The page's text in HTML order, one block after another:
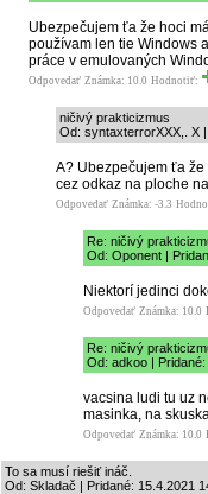
Ubezpečujem ťa že hoci
používam len tie Windows
práce v emulovaných
Odpovedať Známka: 10.0 Hodnotiť:
ničivý prakticizmus
Od: syntaxterrorXXX,. X
A? Ubezpečujem ťa
cez odkaz na ploche na
Odpovedať Známka: -3.3
Re: ničivý
Od: Oponent |
Niektorí jedinci
Odpovedať Známka: 10.0
Re: ničivý
Od: adkoo |
vacsina ludi tu uz
masinka, na
Odpovedať Známka: 10.0
To sa musí riešiť ináč.
Od: Skladač | Pridané: 15.4.2021